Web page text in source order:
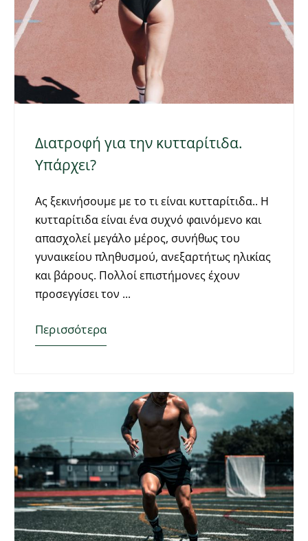
Διατροφή για την κυτταρίτιδα.
Υπάρχει?
Ας ξεκινήσουμε με το τι είναι κυτταρίτιδα.. Η
κυτταρίτιδα είναι ένα συχνό φαινόμενο και
απασχολεί μεγάλο μέρος, συνήθως του
γυναικείου πληθυσμού, ανεξαρτήτως ηλικίας
και βάρους. Πολλοί επιστήμονες έχουν
προσεγγίσει τον
Περισσότερα